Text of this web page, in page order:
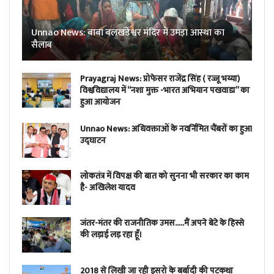
Unnao News: बाबा बलखंडेश्वर मंदिर में उमड़ा आस्था का
सैलाब
Prayagraj News: प्रोफेसर राजेंद्र सिंह ( रज्जू भय्या)
विश्वविद्यालय में “नशा मुक्त -भारत अभियान पखवाडा” का
हुआ आयोजन
Unnao News: अधिवक्ताओं के नवर्निमित चैंबरों का हुआ
उद्घाटन
लोकतंत्र में विपक्ष की बात को सुनना भी सरकार का काम
है- अखिलेश यादव
जंतर-मंतर की राजनीतिक उमस…..मैं अपने बेटे के हिस्से
की लड़ाई लड़ रहा हूँ।
2018 से लिखी जा रही इसरो के बर्बादी की पटकथा